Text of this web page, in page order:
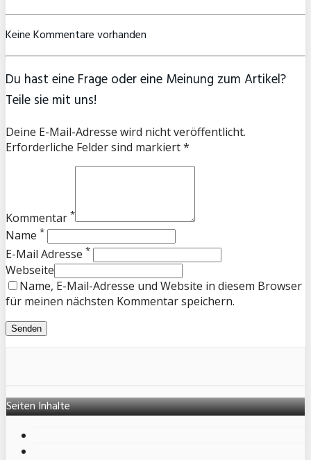
Keine Kommentare vorhanden
Du hast eine Frage oder eine Meinung zum Artikel?
Teile sie mit uns!
Deine E-Mail-Adresse wird nicht veröffentlicht.
Erforderliche Felder sind markiert *
Kommentar *
Name *
E-Mail Adresse *
Webseite
Name, E-Mail-Adresse und Website in diesem Browser
für meinen nächsten Kommentar speichern.
Seiten Inhalte